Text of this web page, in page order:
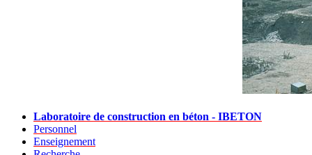
Laboratoire de construction en béton - IBETON
Personnel
Enseignement